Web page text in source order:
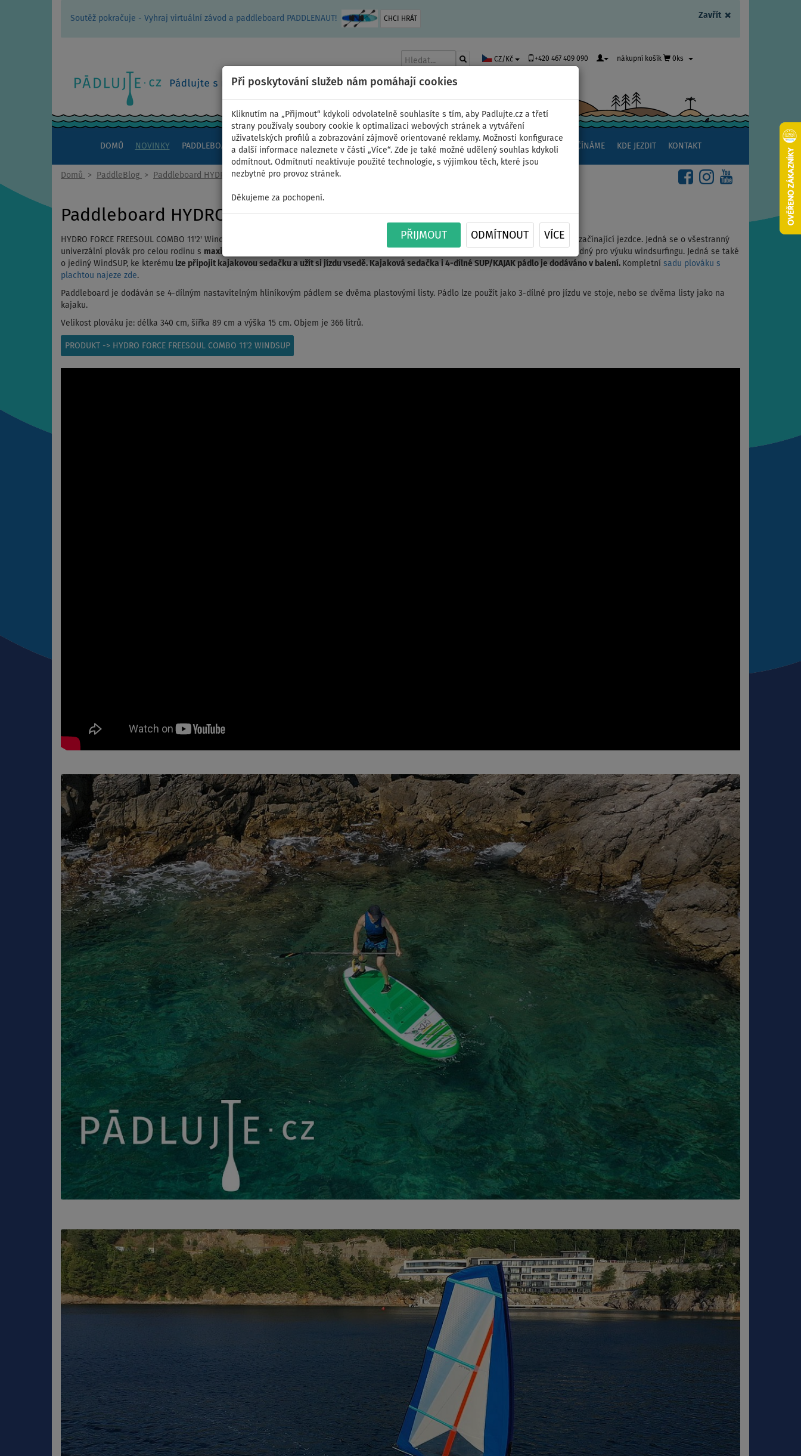
Zavřít ×
Soutěž pokračuje - Vyhraj virtuální závod a paddleboard PADDLENAUT! CHCI HRÁT
Při poskytování služeb nám pomáhají cookies
Kliknutím na „Přijmout“ kdykoli odvolatelně souhlasíte s tím, aby Padlujte.cz a třetí
strany používaly soubory cookie k optimalizaci webových stránek a vytváření
uživatelských profilů a zobrazování zájmově orientované reklamy. Možnosti konfigurace
a další informace naleznete v části „Více“. Zde je také možné udělený souhlas kdykoli
odmítnout. Odmítnutí neaktivuje použité technologie, s výjimkou těch, které jsou
nezbytné pro provoz stránek.
Děkujeme za pochopení.
PŘIJMOUT ODMÍTNOUT VÍCE
CZ/Kč +420 467 409 090 nákupní košík 0ks
DOMŮ NOVINKY PADDLEBOARDY KAJAKY ČLUNY A MOTORY PÁDLA PLACHTY OBLEČENÍ PŘÍSLUŠENSTVÍ ZAČÍNÁME KDE JEZDIT KONTAKT
Domů > PaddleBlog > Paddleboard HYDRO FORCE FREESOUL COMBO 11'2' WindSUP
Paddleboard HYDRO FORCE FREESOUL COMBO 11'2' WindSUP
HYDRO FORCE FREESOUL COMBO 11'2' WindSUP - novinka 2021 - je skvělý velký rodinný nafukovací paddleboard, windsurfing i kajakpro začínající jezdce. Jedná se o všestranný
univerzální plovák pro celou rodinu s maximální váhou jednoho jezdce až 160 kg
. Šířka 89 cm dodává plováku super velkou stabilitu. Vhodný pro výuku windsurfingu. Jedná se také
o jediný WindSUP, ke kterému lze připojit kajakovou sedačku a užít si jízdu vsedě. Kajaková sedačka i 4-dílné SUP/KAJAK pádlo je dodáváno v balení. Kompletní sadu plováku s
plachtou najeze zde.
Paddleboard je dodáván se 4-dílným nastavitelným hliníkovým pádlem se dvěma plastovými listy. Pádlo lze použít jako 3-dílné pro jízdu ve stoje, nebo se dvěma listy jako na
kajaku.
Velikost plováku je: délka 340 cm, šířka 89 cm a výška 15 cm. Objem je 366 litrů.
PRODUKT -> HYDRO FORCE FREESOUL COMBO 11'2 WINDSUP